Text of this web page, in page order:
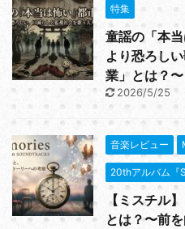
特集
童謡の「本
より恐ろし
業」とは？〜
2026/5/25
音楽レビュー
20thアルバム『
【ミスチル
とは？〜前